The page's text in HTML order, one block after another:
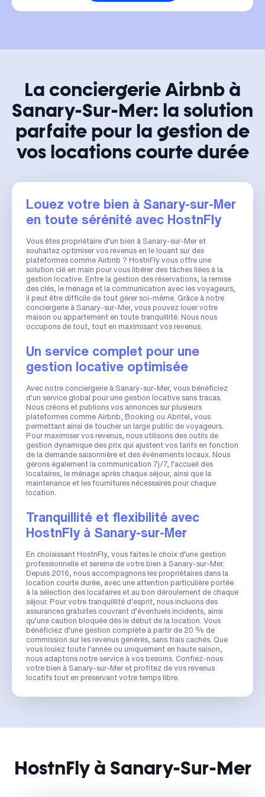
La conciergerie Airbnb à
Sanary-Sur-Mer: la solution
parfaite pour la gestion de
vos locations courte durée
Louez votre bien à Sanary-sur-Mer
en toute sérénité avec HostnFly
Vous êtes propriétaire d’un bien à Sanary-sur-Mer et
souhaitez optimiser vos revenus en le louant sur des
plateformes comme Airbnb ? HostnFly vous offre une
solution clé en main pour vous libérer des tâches liées à la
gestion locative. Entre la gestion des réservations, la remise
des clés, le ménage et la communication avec les voyageurs,
il peut être difficile de tout gérer soi-même. Grâce à notre
conciergerie à Sanary-sur-Mer, vous pouvez louer votre
maison ou appartement en toute tranquillité. Nous nous
occupons de tout, tout en maximisant vos revenus.
Un service complet pour une
gestion locative optimisée
Avec notre conciergerie à Sanary-sur-Mer, vous bénéficiez
d'un service global pour une gestion locative sans tracas.
Nous créons et publions vos annonces sur plusieurs
plateformes comme Airbnb, Booking ou Abritel, vous
permettant ainsi de toucher un large public de voyageurs.
Pour maximiser vos revenus, nous utilisons des outils de
gestion dynamique des prix qui ajustent vos tarifs en fonction
de la demande saisonnière et des événements locaux. Nous
gérons également la communication 7j/7, l’accueil des
locataires, le ménage après chaque séjour, ainsi que la
maintenance et les fournitures nécessaires pour chaque
location.
Tranquillité et flexibilité avec
HostnFly à Sanary-sur-Mer
En choisissant HostnFly, vous faites le choix d’une gestion
professionnelle et sereine de votre bien à Sanary-sur-Mer.
Depuis 2016, nous accompagnons les propriétaires dans la
location courte durée, avec une attention particulière portée
à la sélection des locataires et au bon déroulement de chaque
séjour. Pour votre tranquillité d'esprit, nous incluons des
assurances gratuites couvrant d’éventuels incidents, ainsi
qu’une caution bloquée dès le début de la location. Vous
bénéficiez d’une gestion complète à partir de 20 % de
commission sur les revenus générés, sans frais cachés. Que
vous louiez toute l'année ou uniquement en haute saison,
nous adaptons notre service à vos besoins. Confiez-nous
votre bien à Sanary-sur-Mer et profitez de vos revenus
locatifs tout en préservant votre temps libre.
HostnFly à Sanary-Sur-Mer